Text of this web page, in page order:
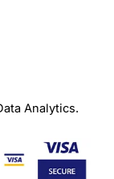
Analytics.